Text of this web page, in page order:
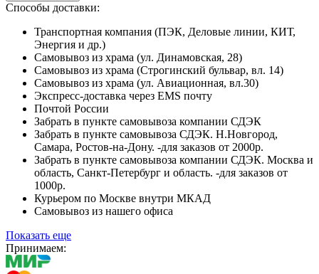
Способы доставки:
Транспортная компания (ПЭК, Деловые линии, КИТ,
Энергия и др.)
Самовывоз из храма (ул. Динамовская, 28)
Самовывоз из храма (Строгинский бульвар, вл. 14)
Самовывоз из храма (ул. Авиационная, вл.30)
Экспресс-доставка через EMS почту
Почтой России
Забрать в пункте самовывоза компании СДЭК
Забрать в пункте самовывоза СДЭК. Н.Новгород,
Самара, Ростов-на-Дону. -для заказов от 2000р.
Забрать в пункте самовывоза компании СДЭК. Москва и
область, Санкт-Петербург и область. -для заказов от
1000р.
Курьером по Москве внутри МКАД
Самовывоз из нашего офиса
Показать еще
Принимаем: